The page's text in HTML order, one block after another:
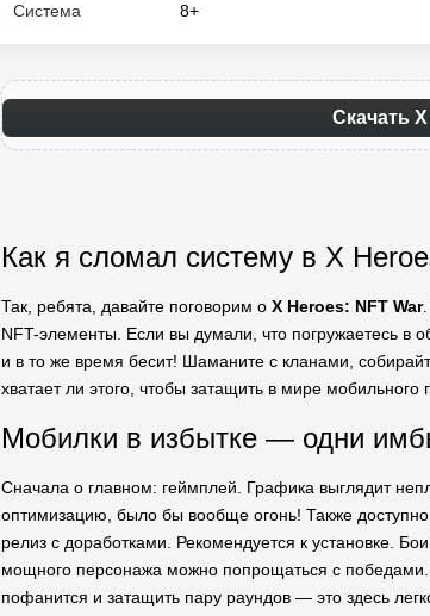
Система 8+
Скачать
Как я сломал систему в X
Так, ребята, давайте поговорим о X Heroes: NFT War
NFT-элементы. Если вы думали, что погружаетесь в
и в то же время бесит! Шаманите с кланами,
хватает ли этого, чтобы затащить в мире мобильного
Мобилки в избытке — одни
Сначала о главном: геймплей. Графика выглядит
оптимизацию, было бы вообще огонь! Также доступно
релиз с доработками. Рекомендуется к установке.
мощного персонажа можно попрощаться с
пофанится и затащить пару раундов — это здесь